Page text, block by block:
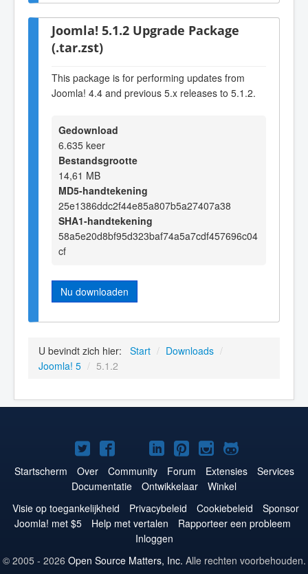
Joomla! 5.1.2 Upgrade Package
(.tar.zst)
This package is for performing updates from
Joomla! 4.4 and previous 5.x releases to 5.1.2.
Gedownload
6.635 keer
Bestandsgrootte
14,61 MB
MD5-handtekening
25e1386ddc2f44e85a807b5a27407a38
SHA1-handtekening
58a5e20d8bf95d323baf74a5a7cdf457696c04
cf
Nu downloaden
U bevindt zich hier: Start / Downloads /
Joomla! 5 / 5.1.2
Joomla!
op
Twitter
Joomla!
op
Facebook
Joomla!
op
YouTube
Joomla!
op
LinkedIn
Joomla!
op
Pinterest
Joomla!
op
Instagram
Joomla!
op
GitHub
Startscherm Over Community Forum Extensies
Services
Documentatie
Ontwikkelaar
Winkel
Visie op toegankelijkheid
Privacybeleid Cookiebeleid
Sponsor
Joomla! met $5
Help met vertalen
Rapporteer een probleem
Inloggen
© 2005 - 2026 Open Source Matters, Inc. Alle rechten voorbehouden.